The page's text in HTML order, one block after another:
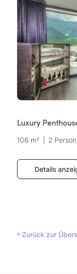
Luxury
106 m² 2
Details
Zurück zur